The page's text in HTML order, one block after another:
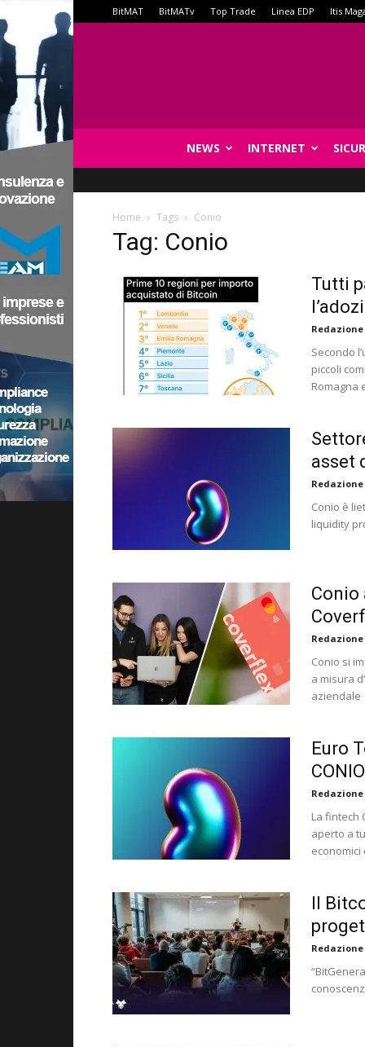
BitMAT BitMATv Top Trade Linea EDP Itis
NEWS INTERNET
Home Tags Conio
Tag: Conio
Tutti
Secondo
piccoli
Romagna
asset
Conio è
liquidity
Conio
Conio si
a misura
aziendale
Euro
CONIO
La fintech
aperto a
economici
Il